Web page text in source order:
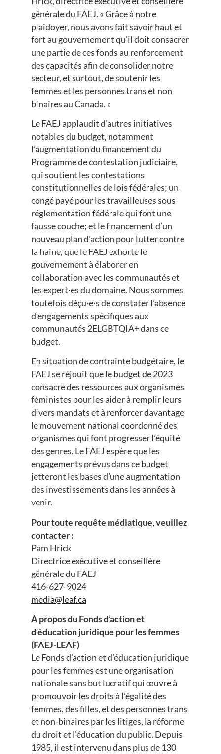
générale du FAEJ. « Grâce à notre
plaidoyer, nous avons fait savoir haut et
fort au gouvernement qu’il doit consacrer
une partie de ces fonds au renforcement
des capacités afin de consolider notre
secteur, et surtout, de soutenir les
femmes et les personnes trans et non
binaires au Canada. »
Le FAEJ applaudit d’autres initiatives
notables du budget, notamment
l’augmentation du financement du
Programme de contestation judiciaire,
qui soutient les contestations
constitutionnelles de lois fédérales; un
congé payé pour les travailleuses sous
réglementation fédérale qui font une
fausse couche; et le financement d’un
nouveau plan d’action pour lutter contre
la haine, que le FAEJ exhorte le
gouvernement à élaborer en
collaboration avec les communautés et
les expert·es du domaine. Nous sommes
toutefois déçu·e·s de constater l’absence
d’engagements spécifiques aux
communautés 2ELGBTQIA+ dans ce
budget.
En situation de contrainte budgétaire, le
FAEJ se réjouit que le budget de 2023
consacre des ressources aux organismes
féministes pour les aider à remplir leurs
divers mandats et à renforcer davantage
le mouvement national coordonné des
organismes qui font progresser l’équité
des genres. Le FAEJ espère que les
engagements prévus dans ce budget
jetteront les bases d’une augmentation
des investissements dans les années à
venir.
Pour toute requête médiatique, veuillez
contacter :
Pam Hrick
Directrice exécutive et conseillère
générale du FAEJ
416-627-9024
media@leaf.ca
À propos du Fonds d’action et
d’éducation juridique pour les femmes
(FAEJ-LEAF)
Le Fonds d’action et d’éducation juridique
pour les femmes est une organisation
nationale sans but lucratif qui œuvre à
promouvoir les droits à l’égalité des
femmes, des filles, et des personnes trans
et non-binaires par les litiges, la réforme
du droit et l’éducation du public. Depuis
1985, il est intervenu dans plus de 130